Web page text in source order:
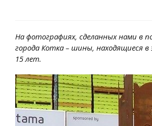
На фотографиях, сделанных нами в
города Котка – шины, находящиеся в
15 лет.